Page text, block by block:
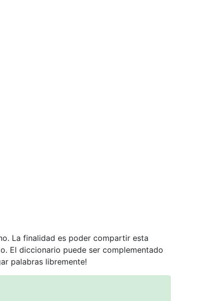
La finalidad es poder compartir esta
El diccionario puede ser complementado
palabras libremente!